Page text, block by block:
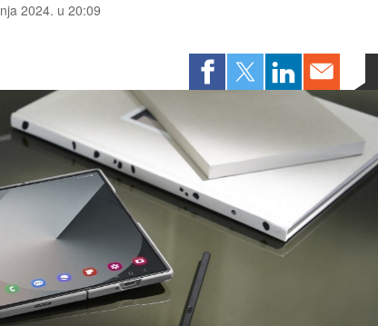
2024. u 20:09